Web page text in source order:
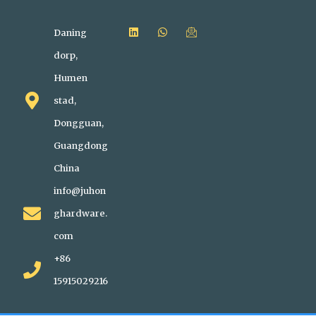
Daning
dorp,
Humen
stad,
Dongguan,
Guangdong
China
info@juhon
ghardware.
com
+86
15915029216